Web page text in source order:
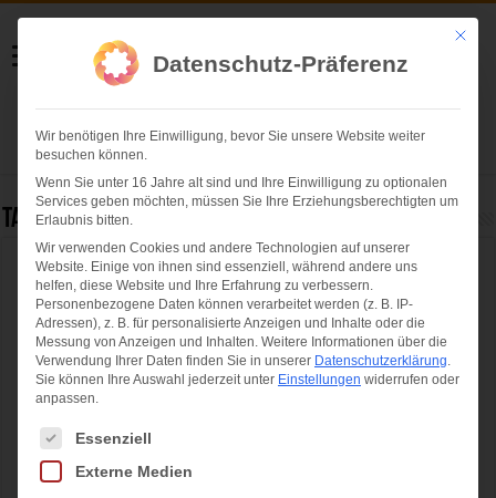
Helmut Swoboda
Fotografie
Herzlich willkommen
Tag Archives:
Kunsthistorikerin: Der Großmarkt hat für
München mehr als eine wirtschaftliche
Bedeutung
Mit
Datenschutz-Präferenz
Wir benötigen Ihre Einwilligung, bevor Sie unsere Website weiter
besuchen können.
Wenn Sie unter 16 Jahre alt sind und Ihre Einwilligung zu optionalen
Services geben möchten, müssen Sie Ihre Erziehungsberechtigten um
Erlaubnis bitten.
Wir verwenden Cookies und andere Technologien auf unserer
Website. Einige von ihnen sind essenziell, während andere uns
helfen, diese Website und Ihre Erfahrung zu verbessern.
Personenbezogene Daten können verarbeitet werden (z. B. IP-
Adressen), z. B. für personalisierte Anzeigen und Inhalte oder die
Messung von Anzeigen und Inhalten. Weitere Informationen über die
Verwendung Ihrer Daten finden Sie in unserer Datenschutzerklärung.
Sie können Ihre Auswahl jederzeit unter Einstellungen widerrufen oder
anpassen.
Es folgt eine Liste der Service-Gruppen, für die eine Einwilligung
Essenziell
Externe Medien